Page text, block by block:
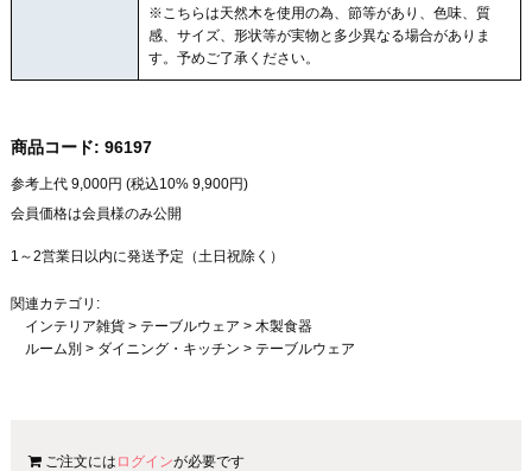
※こちらは天然木を使用の為、節等があり、色味、質
感、サイズ、形状等が実物と多少異なる場合がありま
す。予めご了承ください。
商品コード: 96197
参考上代 9,000円 (税込10% 9,900円)
会員価格は会員様のみ公開
1～2営業日以内に発送予定（土日祝除く）
関連カテゴリ:
インテリア雑貨> テーブルウェア > 木製食器
ルーム別 > ダイニング・キッチン > テーブルウェア
ご注文には ログインが必要です